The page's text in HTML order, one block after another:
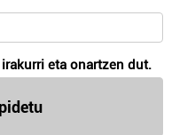
irakurri eta onartzen dut.